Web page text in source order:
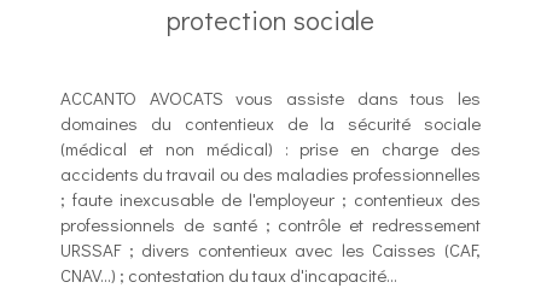
protection sociale
ACCANTO AVOCATS vous assiste dans tous les
domaines du contentieux de la sécurité sociale
(médical et non médical) : prise en charge des
accidents du travail ou des maladies professionnelles
; faute inexcusable de l'employeur ; contentieux des
professionnels de santé ; contrôle et redressement
URSSAF ; divers contentieux avec les Caisses (CAF,
CNAV...) ; contestation du taux d'incapacité...